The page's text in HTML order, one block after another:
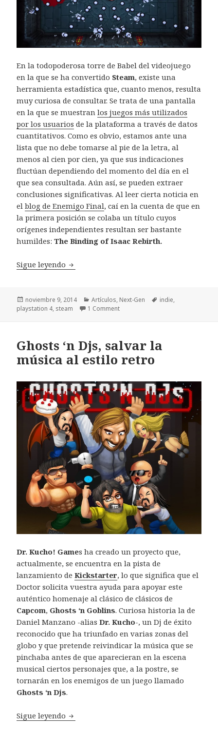
En la todopoderosa torre de Babel del videojuego
en la que se ha convertido Steam, existe una
herramienta estadística que, cuanto menos, resulta
muy curiosa de consultar. Se trata de una pantalla
en la que se muestranlos juegos más utilizados
por los usuarios de la plataforma a través de datos
cuantitativos. Como es obvio, estamos ante una
lista que no debe tomarse al pie de la letra, al
menos al cien por cien, ya que sus indicaciones
fluctúan dependiendo del momento del día en el
que sea consultada. Aún así, se pueden extraer
conclusiones significativas. Al leer cierta noticia en
elblog de Enemigo Final, caí en la cuenta de que en
la primera posición se colaba un título cuyos
orígenes independientes resultan ser bastante
humildes:The Binding of Isaac Rebirth.
Sigue leyendo Sobre el renacimiento de The Binding of
Publicado
el
noviembre 9, 2014 Categorías
Artículos, Next-Gen Etiquetas
indie,
playstation 4, steam 1 Comment
Ghosts ‘n Djs, salvar la
música al estilo retro
Dr. Kucho! Games ha creado un proyecto que,
actualmente, se encuentra en la pista de
lanzamiento deKickstarter, lo que significa que el
Doctor solicita vuestra ayuda para apoyar este
auténtico homenaje al clásico de clásicos de
Capcom, Ghosts ‘n Goblins. Curiosa historia la de
Daniel Manzano -aliasDr. Kucho-, un Dj de éxito
reconocido que ha triunfado en varias zonas del
globo y que pretende reivindicar la música que se
pinchaba antes de que aparecieran en la escena
musical ciertos personajes que, a la postre, se
tornarán en los enemigos de un juego llamado
Ghosts ‘n Djs.
Sigue leyendo Ghosts ‘n Djs, salvar la música al estilo